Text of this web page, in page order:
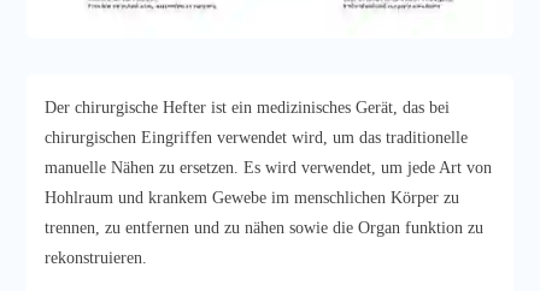
Der chirurgische Hefter ist ein medizinisches Gerät, das bei
chirurgischen Eingriffen verwendet wird, um das traditionelle
manuelle Nähen zu ersetzen. Es wird verwendet, um jede Art von
Hohlraum und krankem Gewebe im menschlichen Körper zu
trennen, zu entfernen und zu nähen sowie die Organ funktion zu
rekonstruieren.